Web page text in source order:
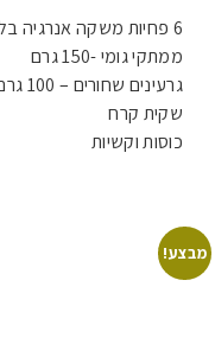
6 פחיות משקה אנרגיה בלו / בקבוק שוופס ראשן 1.5 ליטר
ממתקי גומי -150 גרם
גרעינים שחורים – 100 גרם
שקית קרח
כוסות וקשיות
מבצע!